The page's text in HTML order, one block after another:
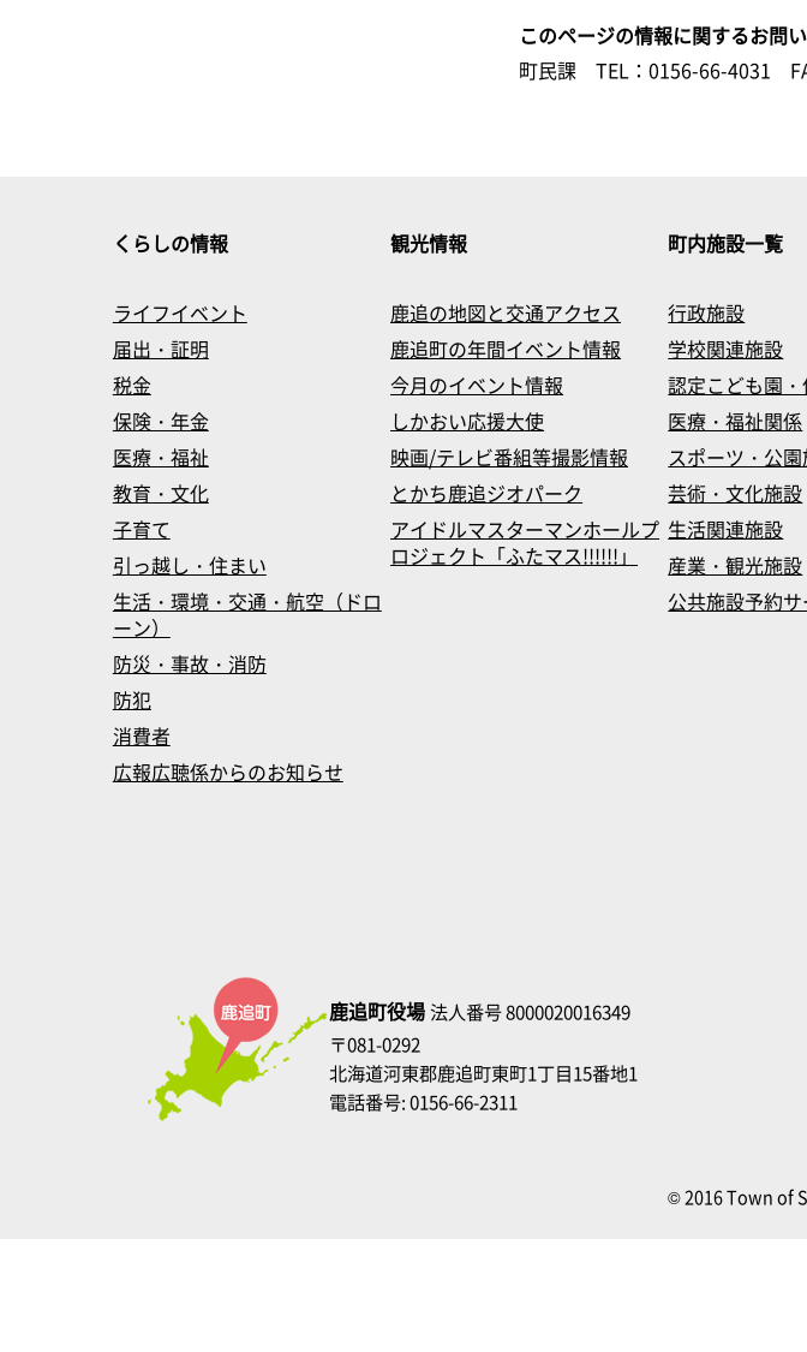
このページの情報に関するお問
町民課
TEL：0156-66-4031
くらしの情報
ライフイベント
届出・証明
税金
保険・年金
医療・福祉
教育・文化
子育て
引っ越し・住まい
生活・環境・交通・航空（ドロ
ーン）
防災・事故・消防
防犯
消費者
広報広聴係からのお知らせ
観光情報
鹿追の地図と交通アクセス
鹿追町の年間イベント情報
今月のイベント情報
しかおい応援大使
映画/テレビ番組等撮影情報
とかち鹿追ジオパーク
アイドルマスターマンホールプ
ロジェクト「ふたマス!!!!!!」
町内施設一覧
行政施設
学校関連施設
認定こども園
医療・福祉関係
スポーツ・公
芸術・文化施設
生活関連施設
産業・観光施設
公共施設予約
鹿追町役場法人番号 8000020016349
〒081-0292
北海道河東郡鹿追町東町1丁目15番地1
電話番号: 0156-66-2311
© 2016 Town of